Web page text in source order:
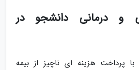
و درمانی دانشجو در
پرداخت هزینه ای ناچیز از بیمه